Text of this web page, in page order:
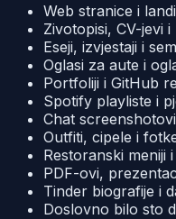
Web stranice i
Zivotopisi, CV-jevi
Eseji, izvjestaji i
Oglasi za aute i
Portfoliji i GitHub
Spotify playliste i
Chat
Outfiti, cipele i
Restoranski meniji
PDF-ovi,
Tinder biografije i
Doslovno bilo sto